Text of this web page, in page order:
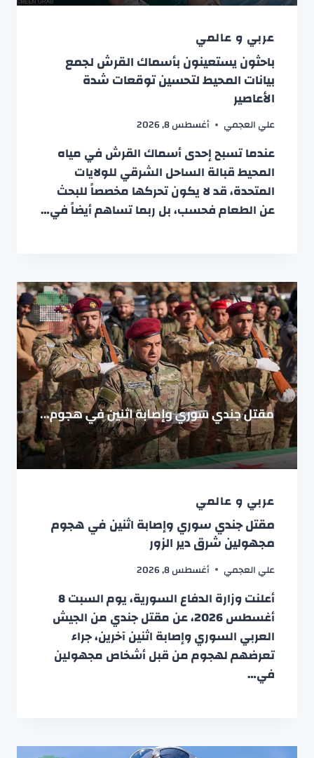
عربي و عالمي
باحثون يستعينون بأسماك القرش لجمع
بيانات المحيط لتحسين توقعات شدة
الأعاصير
علي العجمي أغسطس 8, 2026
عندما تسبح إحدى أسماك القرش في مياه
المحيط قبالة الساحل الشرقي للولايات
المتحدة، قد لا يكون تحركها مخصصاً للبحث
عن الطعام فحسب، بل ربما تساهم أيضاً في…
عربي و عالمي
مقتل جندي سوري وإصابة اثنين في هجوم
مجهولين شرق دير الزور
علي العجمي أغسطس 8, 2026
أعلنت وزارة الدفاع السورية، يوم السبت 8
أغسطس 2026، عن مقتل جندي من الجيش
العربي السوري وإصابة اثنين آخرين، جراء
تعرضهم لهجوم من قبل أشخاص مجهولين
في…